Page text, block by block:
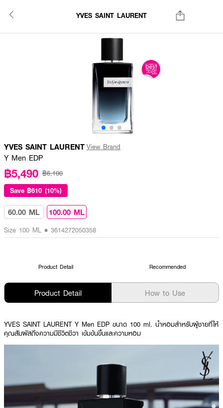
YVES SAINT LAURENT
YVES SAINT LAURENT View Brand
Y Men EDP
฿5,490 ฿6,100
Save ฿610 (10%)
60.00 ML 100.00 ML
Size 100 ML • 3614272050358
Product Detail Recommended
Product Detail How to Use
YVES SAINT LAURENT Y Men EDP ขนาด 100 ml. น้ำหอมสำหรับผู้ชายที่ให้
คุณสัมผัสถึงความมีชีวิตชีวา เข้มข้นขึ้นและความหอม